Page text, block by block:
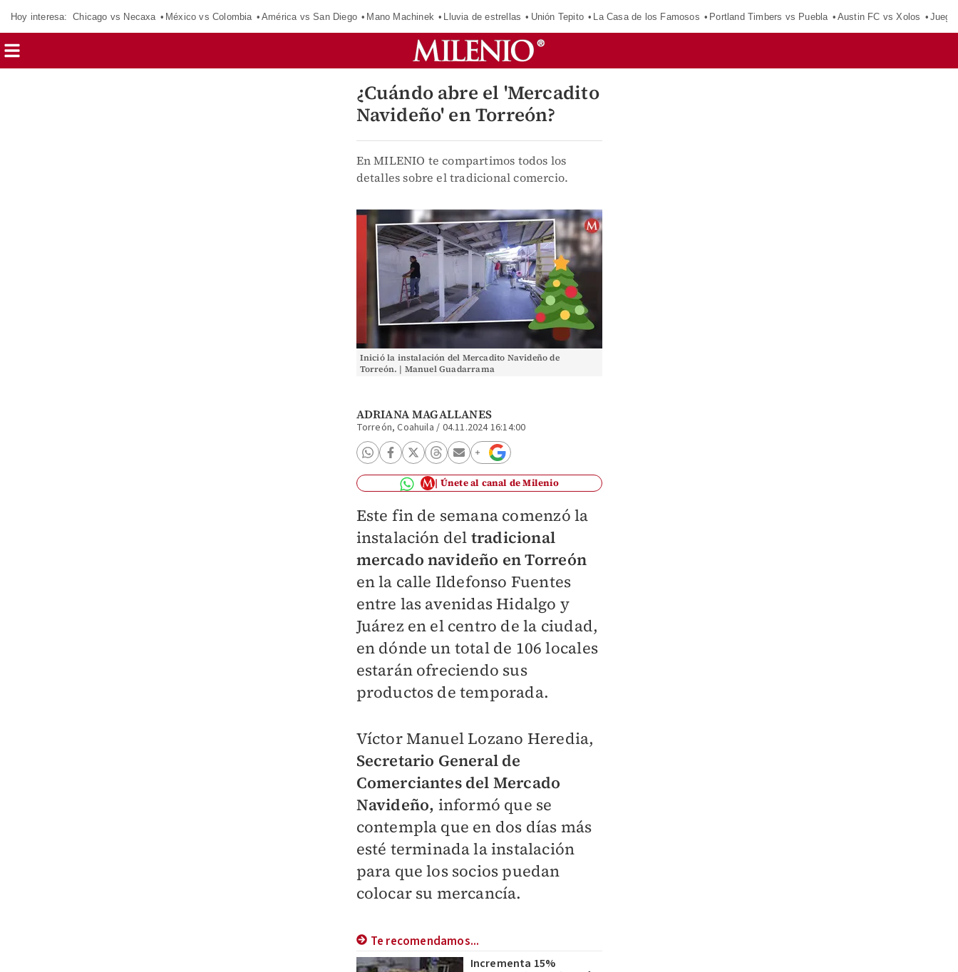
Hoy interesa: Chicago vs Necaxa México vs Colombia América vs San Diego Mano Machinek Lluvia de estrellas Unión Tepito La Casa de los Famosos Portland Timbers vs Puebla Austin FC vs Xolos
¿Cuándo abre el 'Mercadito
Navideño' en Torreón?
En MILENIO te compartimos todos los
detalles sobre el tradicional comercio.
Inició la instalación del Mercadito Navideño de
Torreón. | Manuel Guadarrama
ADRIANA MAGALLANES
Torreón, Coahuila / 04.11.2024 16:14:00
Únete al canal de Milenio
Este fin de semana comenzó la
instalación del tradicional
mercado navideño en Torreón
en la calle Ildefonso Fuentes
entre las avenidas Hidalgo y
Juárez en el centro de la ciudad,
en dónde un total de 106 locales
estarán ofreciendo sus
productos de temporada.
Víctor Manuel Lozano Heredia,
Secretario General de
Comerciantes del Mercado
Navideño, informó que se
contempla que en dos días más
esté terminada la instalación
para que los socios puedan
colocar su mercancía.
Te recomendamos...
Incrementa 15%